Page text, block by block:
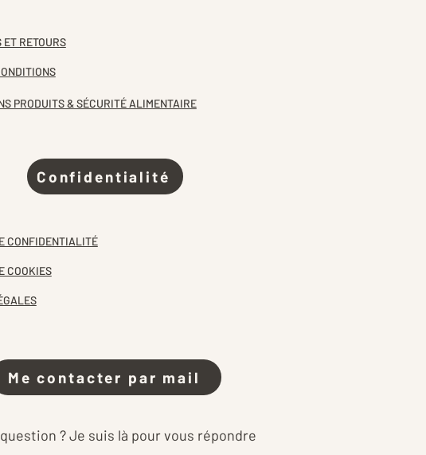
ET RETOURS
PRODUITS & SÉCURITÉ ALIMENTAIRE
Confidentialité
CONFIDENTIALITÉ
COOKIES
Me contacter par mail
? Je suis là pour vous répondre